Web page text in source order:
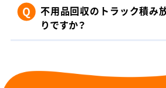
Q
不用品回収のトラック積み
りですか？